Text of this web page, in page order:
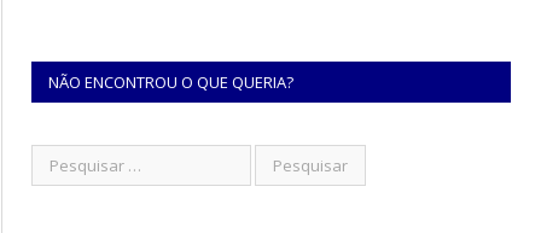
NÃO ENCONTROU O QUE QUERIA?